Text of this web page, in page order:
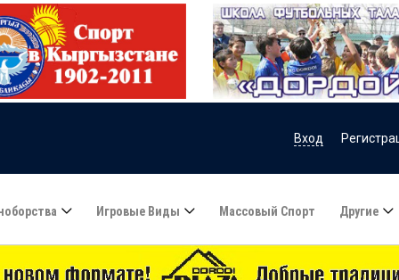
Вход
Игровые Виды Массовый Спорт Другие